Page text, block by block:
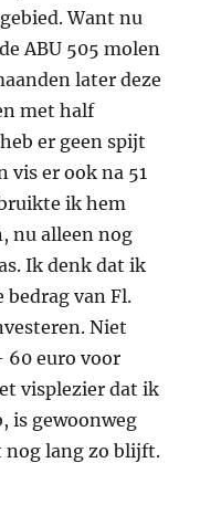
Want nu
ABU 505 molen
later deze
met half
er geen spijt
vis er ook na 51
ik hem
nu alleen nog
Ik denk dat ik
van Fl.
Niet
60 euro voor
visplezier dat ik
is gewoonweg
nog lang zo blijft.